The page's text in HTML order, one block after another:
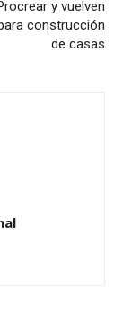
y vuelven
construcción
de casas